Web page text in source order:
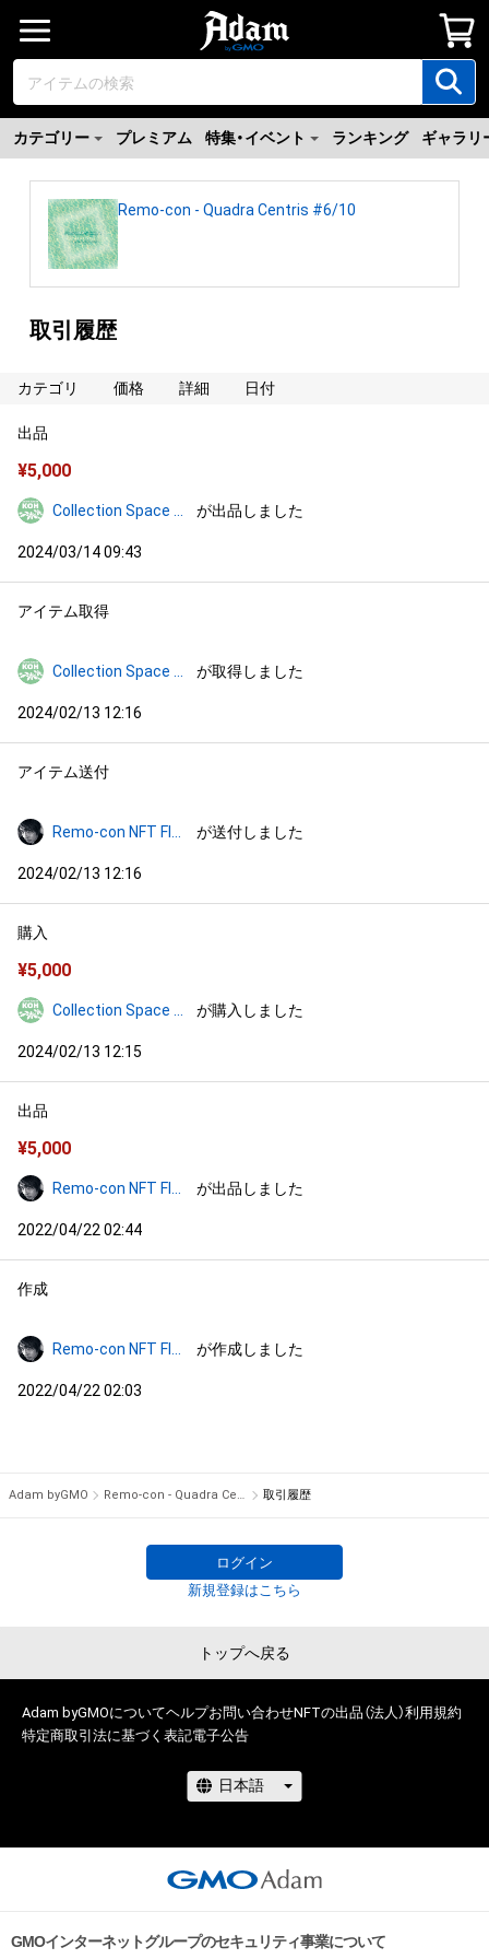
カテゴリー プレミアム 特集・イベント ランキング ギャラリ
Remo-con - Quadra Centris #6/10
取引履歴
カテゴリ 価格 詳細 日付
出品
¥5,000
が出品しました
2024/03/14 09:43
アイテム取得
が取得しました
2024/02/13 12:16
アイテム送付
が送付しました
2024/02/13 12:16
購入
¥5,000
が購入しました
2024/02/13 12:15
出品
¥5,000
が出品しました
2022/04/22 02:44
作成
が作成しました
2022/04/22 02:03
Adam byGMO Remo-con - Quadra Centris #6/10 取引履歴
ログイン
新規登録はこちら
トップへ戻る
Adam byGMOについてヘルプお問い合わせNFTの出品（法人）利用規約
特定商取引法に基づく表記電子公告
GMOインターネットグループのセキュリティ事業について